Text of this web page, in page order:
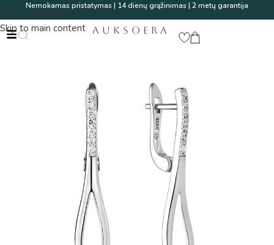
Skip to navigation
Skip to main content
Nemokamas pristatymas | 14 dienų grąžinimas | 2 metų garantija
AUKSOERA